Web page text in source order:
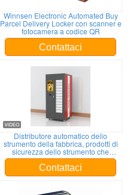
Winnsen Electronic Automated Buy
Parcel Delivery Locker con scanner e
fotocamera a codice QR
Contattaci
Distributore automatico dello
strumento della fabbrica, prodotti di
sicurezza dello strumento che
vendono gli armadi per i lavoratori
Contattaci